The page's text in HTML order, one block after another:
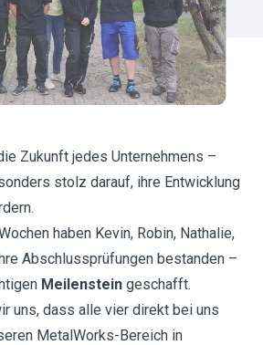
Zukunft jedes Unternehmens –
stolz darauf, ihre Entwicklung
haben Kevin, Robin, Nathalie,
Abschlussprüfungen bestanden –
Meilenstein geschafft.
uns, dass alle vier direkt bei uns
MetalWorks-Bereich in